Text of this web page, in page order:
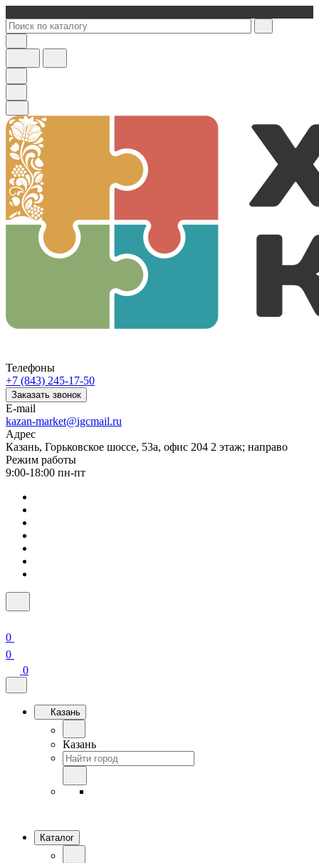
Телефоны
+7 (843) 245-17-50
Заказать звонок
E-mail
kazan-market@igcmail.ru
Адрес
Казань, ​Горьковское шоссе, 53а, офис 204 2 этаж; направо
Режим работы
9:00-18:00 пн-пт
0
0
0
Казань
Казань
Каталог